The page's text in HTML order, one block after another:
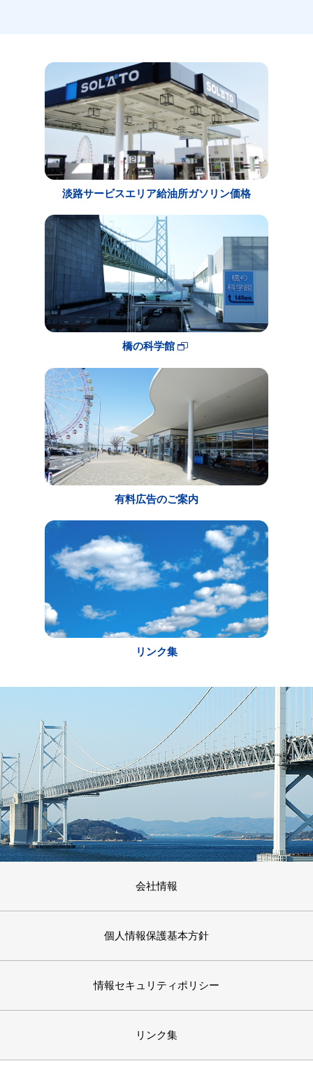
淡路サービスエリア給油所ガソリン価格
橋の科学館
有料広告のご案内
リンク集
会社情報
個人情報保護基本方針
情報セキュリティポリシー
リンク集